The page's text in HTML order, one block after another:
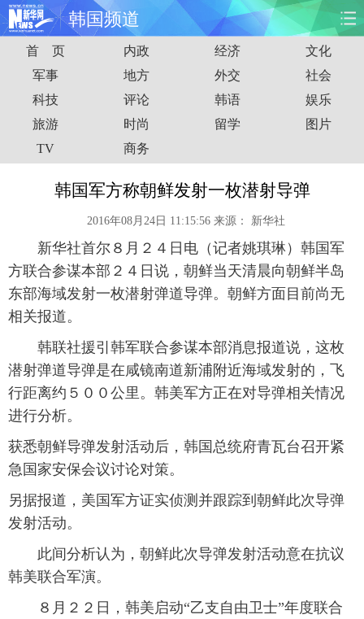
韩国频道
首页 时政 国际 财经
娱乐 体育 人事 教育
时尚 思客
港澳 台湾 华人 汽车
能源 房产
图片 视频 彩票 食品
旅游
金融 公益 军事 无人机
富媒体 摄影 新华广播
首 页 内政 经济
文化
军事
地方 外交
社会
科技
评论 韩语
娱乐
旅游
时尚 留学
图片
TV
商务
韩国军方称朝鲜发射一枚潜射导弹
2016年08月24日 11:15:56 来源： 新华社
新华社首尔８月２４日电（记者姚琪琳）韩国军
方联合参谋本部２４日说，朝鲜当天清晨向朝鲜半岛
东部海域发射一枚潜射弹道导弹。朝鲜方面目前尚无
相关报道。
韩联社援引韩军联合参谋本部消息报道说，这枚
潜射弹道导弹是在咸镜南道新浦附近海域发射的，飞
行距离约５００公里。韩美军方正在对导弹相关情况
进行分析。
获悉朝鲜导弹发射活动后，韩国总统府青瓦台召开紧
急国家安保会议讨论对策。
另据报道，美国军方证实侦测并跟踪到朝鲜此次导弹
发射活动。
此间分析认为，朝鲜此次导弹发射活动意在抗议
韩美联合军演。
８月２２日，韩美启动“乙支自由卫士”年度联合